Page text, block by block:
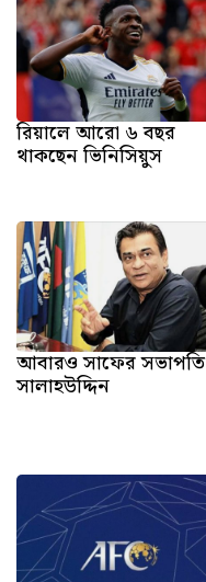
রিয়ালে আরো ৬ বছর
থাকছেন ভিনিসিয়ুস
আবারও সাফের সভাপতি
সালাহউদ্দিন